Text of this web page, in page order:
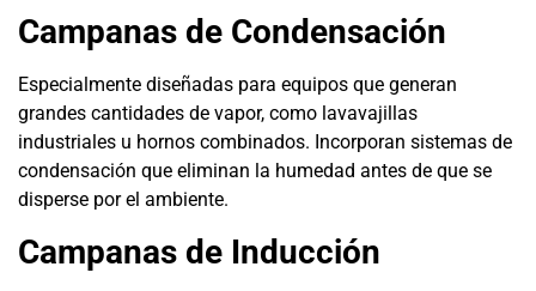
Campanas de Condensación
Especialmente diseñadas para equipos que generan
grandes cantidades de vapor, como lavavajillas
industriales u hornos combinados. Incorporan sistemas de
condensación que eliminan la humedad antes de que se
disperse por el ambiente.
Campanas de Inducción